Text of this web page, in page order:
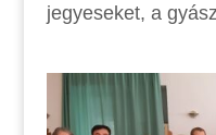
jegyeseket, a